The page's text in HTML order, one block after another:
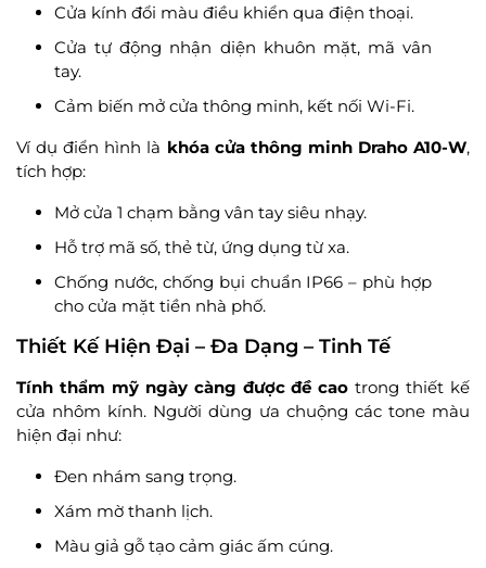
Cửa kính đổi màu điều khiển qua điện thoại.
Cửa tự động nhận diện khuôn mặt, mã vân
tay.
Cảm biến mở cửa thông minh, kết nối Wi-Fi.
Ví dụ điển hình là khóa cửa thông minh Draho A10-W,
tích hợp:
Mở cửa 1 chạm bằng vân tay siêu nhạy.
Hỗ trợ mã số, thẻ từ, ứng dụng từ xa.
Chống nước, chống bụi chuẩn IP66 – phù hợp
cho cửa mặt tiền nhà phố.
Thiết Kế Hiện Đại – Đa Dạng – Tinh Tế
Tính thẩm mỹ ngày càng được đề cao trong thiết kế
cửa nhôm kính. Người dùng ưa chuộng các tone màu
hiện đại như:
Đen nhám sang trọng.
Xám mờ thanh lịch.
Màu giả gỗ tạo cảm giác ấm cúng.